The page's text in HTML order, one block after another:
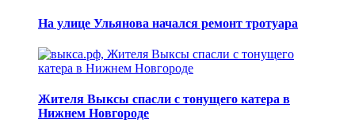
На улице Ульянова начался ремонт тротуара
Жителя Выксы спасли с тонущего катера в
Нижнем Новгороде